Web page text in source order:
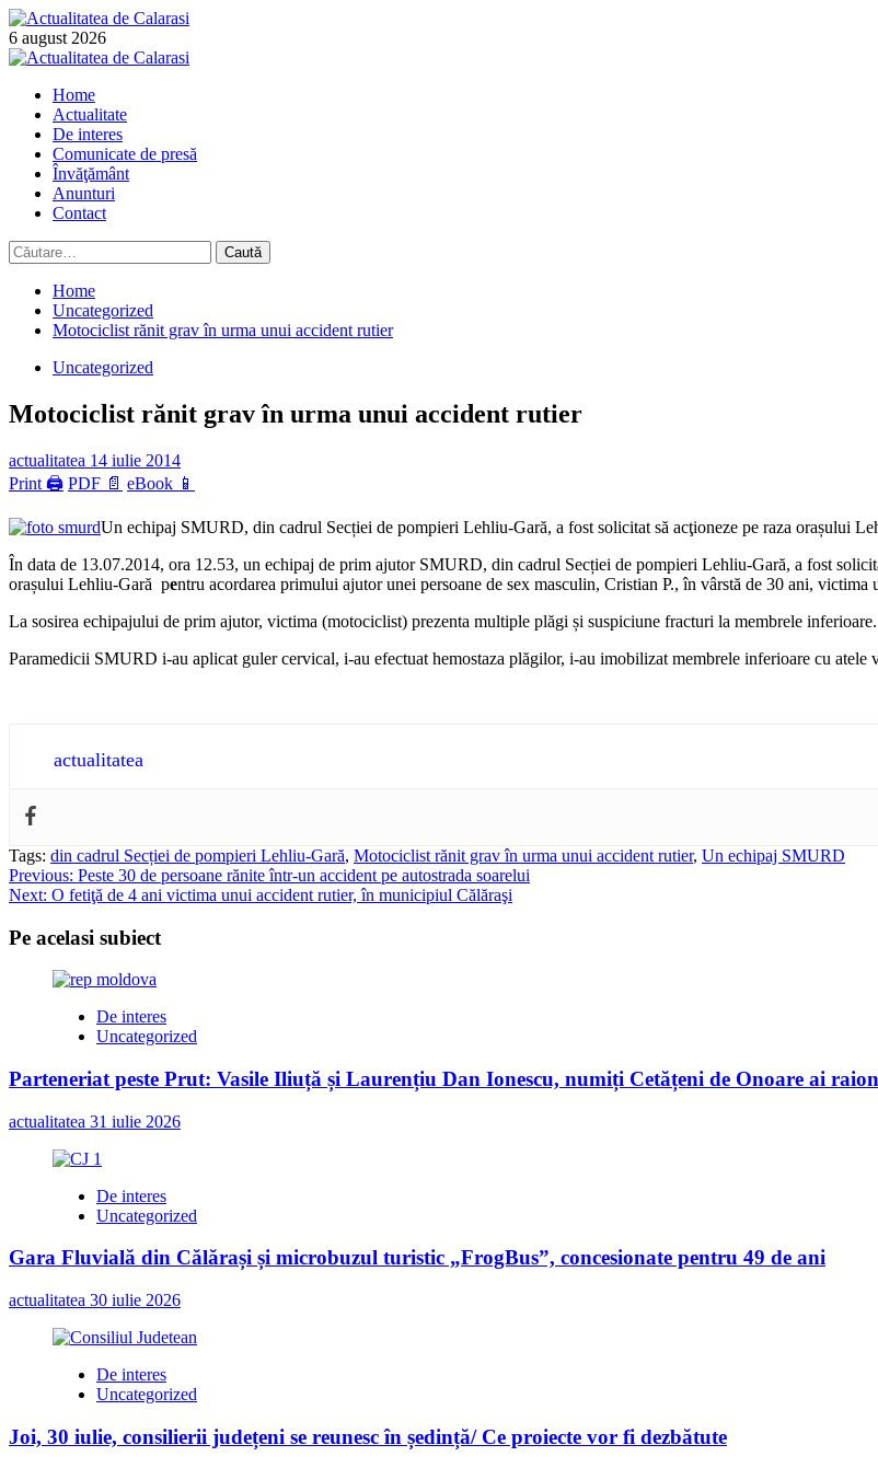
Skip
to
content
6 august 2026
Primary
Home
Actualitate
De interes
Comunicate de presă
Învăţământ
Anunturi
Contact
Caută
după:
Home
Uncategorized
Motociclist rănit grav în urma unui accident rutier
Uncategorized
Motociclist rănit grav în urma unui accident rutier
actualitatea 14 iulie 2014
Print 🖨 PDF 📄 eBook 📱
Un echipaj SMURD, din cadrul Secției de pompieri Lehliu-Gară, a fost solicitat să acţioneze pe raza orașului
În data de 13.07.2014, ora 12.53, un echipaj de prim ajutor SMURD, din cadrul Secției de pompieri Lehliu-Gară, a fost
orașului Lehliu-Gară pentru acordarea primului ajutor unei persoane de sex masculin, Cristian P., în vârstă de 30 ani, victima
La sosirea echipajului de prim ajutor, victima (motociclist) prezenta multiple plăgi și suspiciune fracturi la membrele inferioare.
Paramedicii SMURD i-au aplicat guler cervical, i-au efectuat hemostaza plăgilor, i-au imobilizat membrele inferioare cu atele
actualitatea
Tags: din cadrul Secției de pompieri Lehliu-Gară, Motociclist rănit grav în urma unui accident rutier, Un echipaj SMURD
Post
navigation
Previous: Peste 30 de persoane rănite într-un accident pe autostrada soarelui
Next: O fetiţă de 4 ani victima unui accident rutier, în municipiul Călăraşi
Pe acelasi subiect
De interes
Uncategorized
Parteneriat peste Prut: Vasile Iliuță și Laurențiu Dan Ionescu, numiți Cetățeni de Onoare ai
actualitatea 31 iulie 2026
De interes
Uncategorized
Gara Fluvială din Călărași și microbuzul turistic „FrogBus”, concesionate pentru 49 de ani
actualitatea 30 iulie 2026
De interes
Uncategorized
Joi, 30 iulie, consilierii județeni se reunesc în ședință/ Ce proiecte vor fi dezbătute